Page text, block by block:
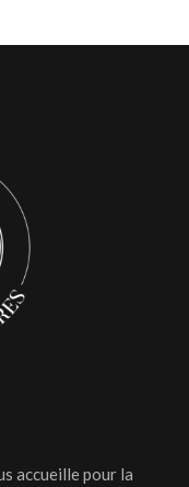
accueille pour la